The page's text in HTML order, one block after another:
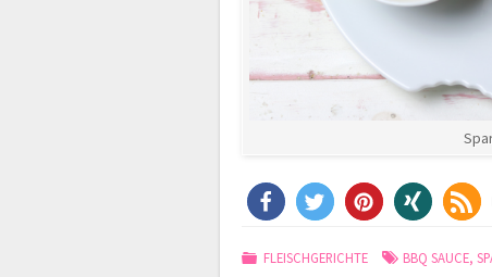
FLEISCHGERICHTE BBQ SAUCE,